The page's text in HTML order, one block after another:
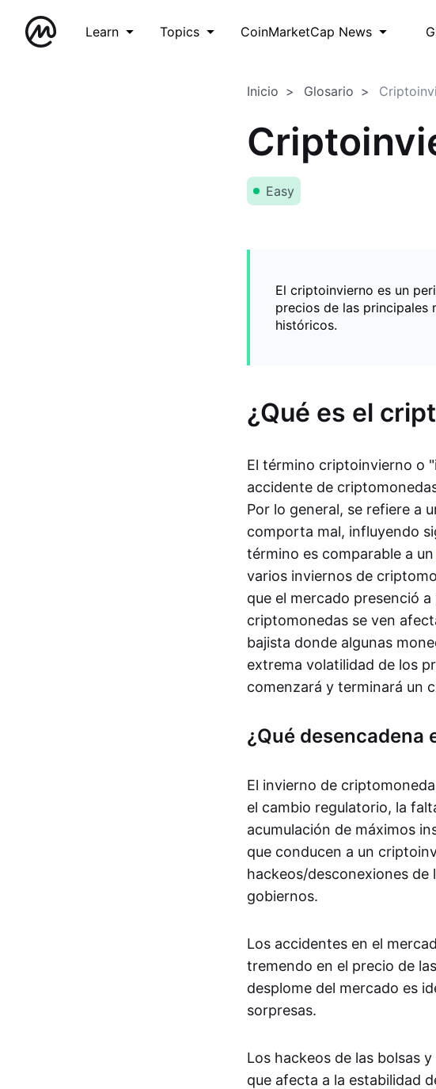
Learn Topics CoinMarketCap News
Inicio Glosario
Easy
El criptoinvierno es un
precios de las principales
históricos.
¿Qué es el
El término criptoinvierno o
accidente de
Por lo general, se refiere a
comporta mal, influyendo
término es comparable a un
varios inviernos de
que el mercado presenció
criptomonedas se ven
bajista donde algunas
extrema volatilidad de los
comenzará y terminará un
¿Qué desencadena
El invierno de
el cambio regulatorio, la
acumulación de máximos
que conducen a un
hackeos/desconexiones de
gobiernos.
Los accidentes en el
tremendo en el precio de
desplome del mercado es
sorpresas.
Los hackeos de las bolsas
que afecta a la estabilidad